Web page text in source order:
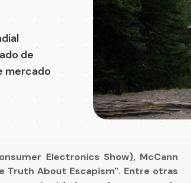
de
mercado
Electronics Show), McCann
Truth About Escapism". Entre otras